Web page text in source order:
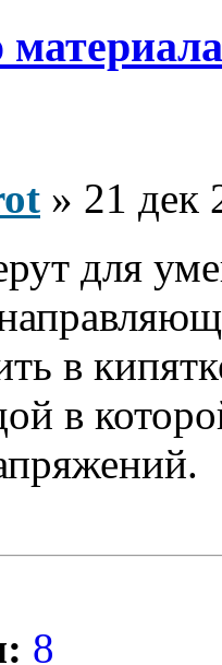
» 21 дек
для
в
в
8